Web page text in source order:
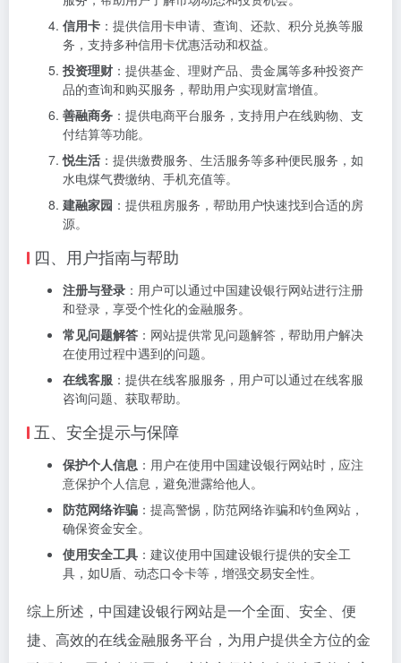
信用卡 ：提供信用卡申请、查询、还款、积分兑换等服
务，支持多种信用卡优惠活动和权益。
投资理财 ：提供基金、理财产品、贵金属等多种投资产
品的查询和购买服务，帮助用户实现财富增值。
善融商务 ：提供电商平台服务，支持用户在线购物、支
付结算等功能。
悦生活 ：提供缴费服务、生活服务等多种便民服务，如
水电煤气费缴纳、手机充值等。
建融家园 ：提供租房服务，帮助用户快速找到合适的房
源。
四、用户指南与帮助
注册与登录 ：用户可以通过中国建设银行网站进行注册
和登录，享受个性化的金融服务。
常见问题解答 ：网站提供常见问题解答，帮助用户解决
在使用过程中遇到的问题。
在线客服 ：提供在线客服服务，用户可以通过在线客服
咨询问题、获取帮助。
五、安全提示与保障
保护个人信息 ：用户在使用中国建设银行网站时，应注
意保护个人信息，避免泄露给他人。
防范网络诈骗 ：提高警惕，防范网络诈骗和钓鱼网站，
确保资金安全。
使用安全工具 ：建议使用中国建设银行提供的安全工
具，如U盾、动态口令卡等，增强交易安全性。
综上所述，中国建设银行网站是一个全面、安全、便
捷、高效的在线金融服务平台，为用户提供全方位的金